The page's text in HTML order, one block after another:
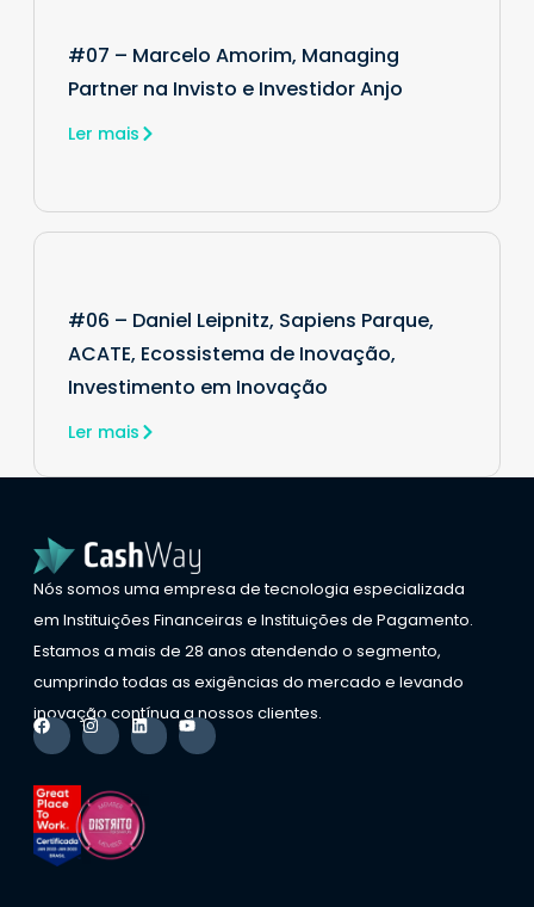
#07 – Marcelo Amorim, Managing
Partner na Invisto e Investidor Anjo
Ler mais
#06 – Daniel Leipnitz, Sapiens Parque,
ACATE, Ecossistema de Inovação,
Investimento em Inovação
Ler mais
Nós somos uma empresa de tecnologia especializada
em Instituições Financeiras e Instituições de Pagamento.
Estamos a mais de 28 anos atendendo o segmento,
cumprindo todas as exigências do mercado e levando
inovação contínua a nossos clientes.